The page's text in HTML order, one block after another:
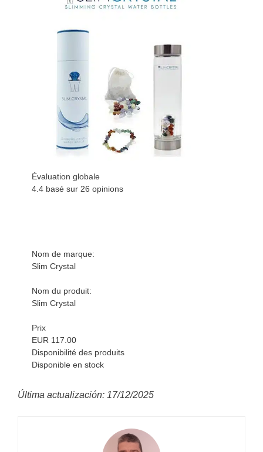
Évaluation globale
4.4 basé sur26 opinions
Nom de marque:
Slim Crystal
Nom du produit:
Slim Crystal
Prix
EUR 117.00
Disponibilité des produits
Disponible en stock
Última actualización: 17/12/2025